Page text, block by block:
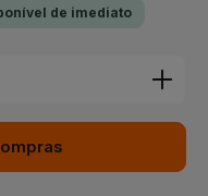
de imediato
a quantidade